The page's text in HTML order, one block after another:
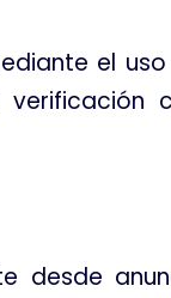
el
desde